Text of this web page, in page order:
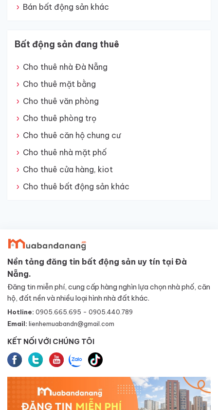
Bán bất động sản khác
Bất động sản đang thuê
Cho thuê nhà Đà Nẵng
Cho thuê mặt bằng
Cho thuê văn phòng
Cho thuê phòng trọ
Cho thuê căn hộ chung cư
Cho thuê nhà mặt phố
Cho thuê cửa hàng, kiot
Cho thuê bất động sản khác
Nền tảng đăng tin bất động sản uy tín tại Đà
Nẵng.
Đăng tin miễn phí, cung cấp hàng nghìn lựa chọn nhà phố, căn
hộ, đất nền và nhiều loại hình nhà đất khác.
Hotline: 0905.665.695 - 0905.440.789
Email: lienhemuabandn@gmail.com
KẾT NỐI VỚI CHÚNG TÔI